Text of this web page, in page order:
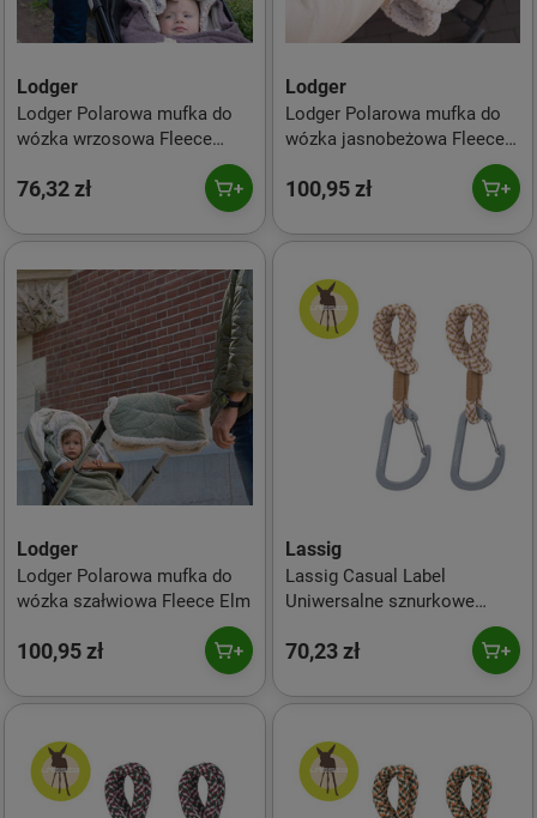
Lodger
Lodger Polarowa mufka do
wózka wrzosowa Fleece
76,32 zł
Lodger
Lodger Polarowa mufka do
wózka jasnobeżowa Fleece
100,95 zł
Lodger
Lodger Polarowa mufka do
wózka szałwiowa Fleece Elm
100,95 zł
Lassig
Lassig Casual Label
Uniwersalne sznurkowe
zaczepy do torby do wózka 2
szt. camel vanilia
70,23 zł